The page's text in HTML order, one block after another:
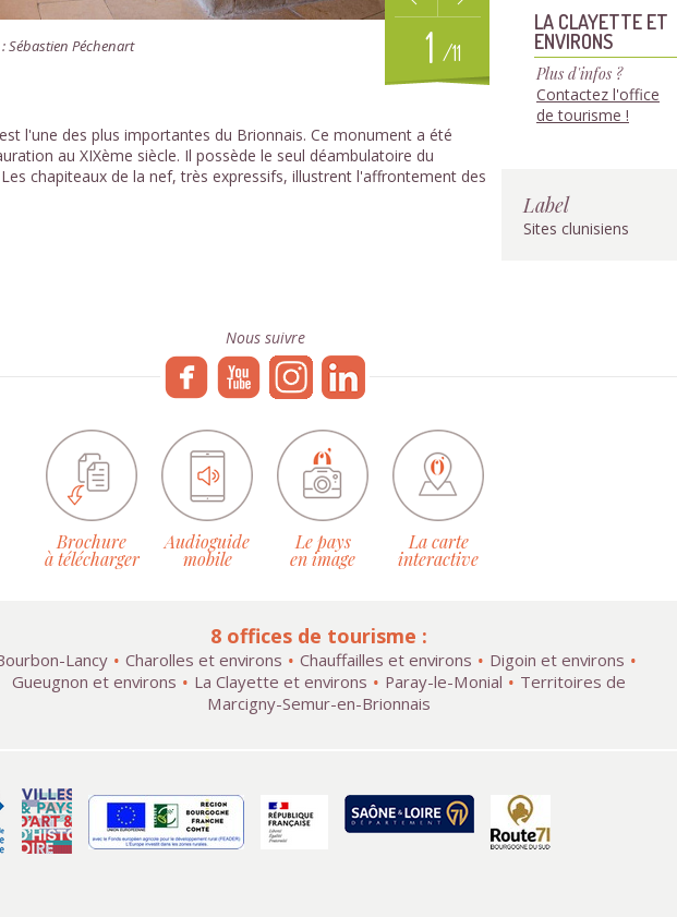
Sébastien Péchenart 1 /11
l'une des plus importantes du Brionnais. Ce monument a été
au XIXème siècle. Il possède le seul déambulatoire du
chapiteaux de la nef, très expressifs, illustrent l'affrontement des
LA CLAYETTE ET
ENVIRONS
Plus d'infos ?
Contactez l'office
de tourisme !
Label
Sites clunisiens
Nous suivre
Brochure
à télécharger
Audioguide
mobile
Le pays
en image
La carte
interactive
8 offices de tourisme :
Lancy Charolles et environs Chauffailles et environs
Digoin et environs
Gueugnon et environs
La Clayette et environs Paray-le-Monial
Territoires de
Marcigny-Semur-en-Brionnais